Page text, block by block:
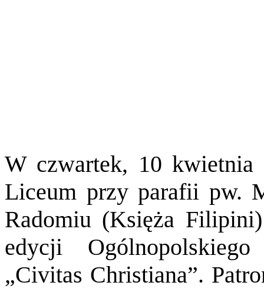
W czwartek, 10
Liceum przy parafii pw.
Radomiu (Księża
edycji
„Civitas Christiana”.